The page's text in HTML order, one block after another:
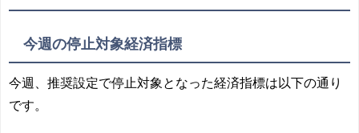
今週の停止対象経済指標
今週、推奨設定で停止対象となった経済指標は以下の通り
です。